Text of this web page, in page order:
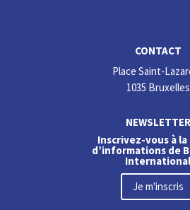
CONTACT
Place Saint-
1035 Bruxelles
NEWSLETTER
Inscrivez-vous à
d’informations de
International
Je m'inscris